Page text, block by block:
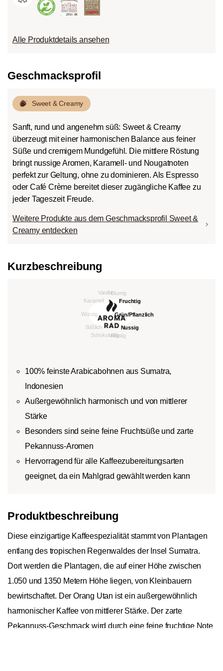
Alle Produktdetails ansehen
Geschmacksprofil
Sweet & Creamy
Sanft, rund und angenehm süß: Sweet & Creamy
überzeugt mit einer harmonischen Balance aus feiner
Süße und cremigem Mundgefühl. Die mittlere Röstung
bringt nussige Aromen, Karamell- und Nougatnoten
perfekt zur Geltung, ohne zu dominieren. Als Espresso
oder Café Crème bereitet dieser zugängliche Kaffee zu
jeder Tageszeit Freude.
Weitere Produkte aus dem Geschmacksprofil Sweet &
Creamy entdecken
Kurzbeschreibung
100% feinste Arabicabohnen aus Sumatra,
Indonesien
Außergewöhnlich harmonisch und von mittlerer
Stärke
Besonders sind seine feine Fruchtsüße und zarte
Pekannuss-Aromen
Hervorragend für alle Kaffeezubereitungsarten
geeignet, da ein Mahlgrad gewählt werden kann
Produktbeschreibung
Diese einzigartige Kaffeespezialität stammt von Plantagen
entlang des tropischen Regenwaldes der Insel Sumatra.
Dort werden die Plantagen, die auf einer Höhe zwischen
1.050 und 1350 Metern Höhe liegen, von Kleinbauern
bewirtschaftet. Der Orang Utan ist ein außergewöhnlich
harmonischer Kaffee von mittlerer Stärke. Der zarte
Pekannuss-Geschmack wird durch eine feine fruchtige Note